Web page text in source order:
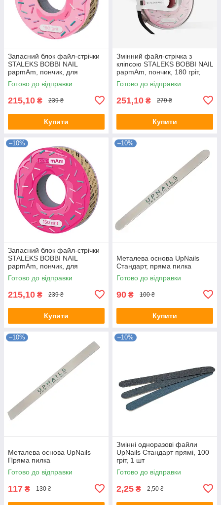
Запасний блок файл-стрічки
STALEKS BOBBI NAIL
papmAm, пончик, для
катушки, 180 гріт, ATSC-180
Готово до відправки
215,10 ₴ 239 ₴
Купити
Змінний файл-стрічка з
кліпсою STALEKS BOBBI NAIL
papmAm, пончик, 180 гріт,
ATC-180
Готово до відправки
251,10 ₴ 279 ₴
Купити
–10%
Запасний блок файл-стрічки
STALEKS BOBBI NAIL
papmAm, пончик, для
катушки, 150 гріт, ATSC-150
Готово до відправки
215,10 ₴ 239 ₴
Купити
–10%
Металева основа UpNails
Стандарт, пряма пилка
Готово до відправки
90 ₴ 100 ₴
Купити
–10%
Металева основа UpNails
Пряма пилка
Готово до відправки
117 ₴ 130 ₴
–10%
Змінні одноразові файли
UpNails Стандарт прямі, 100
гріт, 1 шт
Готово до відправки
2,25 ₴ 2,50 ₴